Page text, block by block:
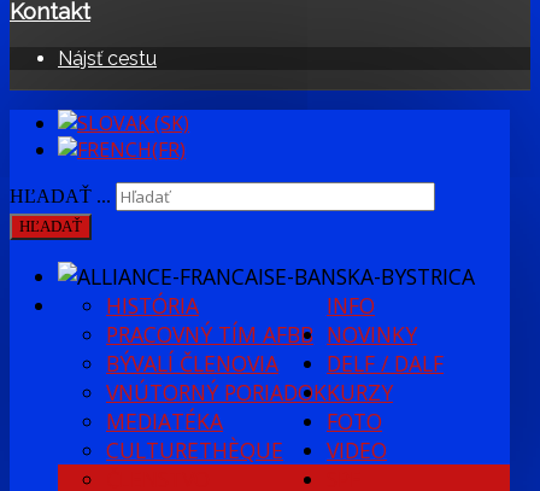
Kontakt
Nájsť cestu
HĽADAŤ ...
HĽADAŤ
INFO
HISTÓRIA
PRACOVNÝ TÍM AFBB
BÝVALÍ ČLENOVIA
VNÚTORNÝ PORIADOK
MEDIATÉKA
CULTURETHÈQUE
NOVINKY
DELF / DALF
KURZY
FOTO
VIDEO